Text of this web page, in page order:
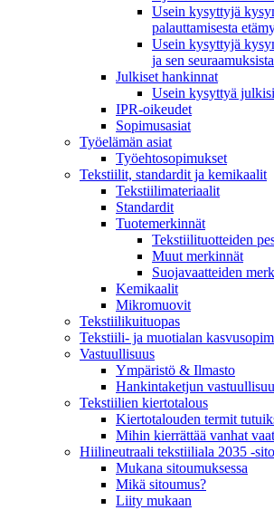
Usein kysyttyjä
palauttamisesta
Usein kysyttyjä
ja sen seuraamuksista
Julkiset hankinnat
Usein kysyttyä
IPR-oikeudet
Sopimusasiat
Työelämän asiat
Työehto­sopimukset
Tekstiilit, standardit ja kemikaalit
Tekstiilimateriaalit
Standardit
Tuotemerkinnät
Tekstiilituotteiden
Muut merkinnät
Suojavaatteiden
Kemikaalit
Mikromuovit
Tekstiilikuitu­opas
Tekstiili- ja muotialan
Vastuullisuus
Ympäristö & Ilmasto
Hankintaketjun
Tekstiilien kiertotalous
Kiertotalouden termit
Mihin kierrättää vanhat
Hiilineutraali tekstiiliala 2035 -
Mukana sitoumuksessa
Mikä sitoumus?
Liity mukaan